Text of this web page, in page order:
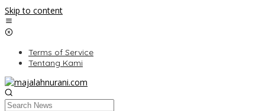
Skip to content
Terms of Service
Tentang Kami